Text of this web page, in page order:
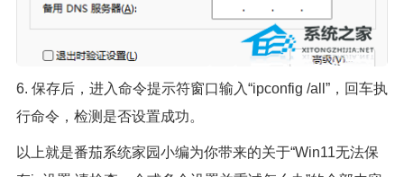
6. 保存后，进入命令提示符窗口输入“ipconfig /all”，回车执
行命令，检测是否设置成功。
以上就是番茄系统家园小编为你带来的关于“Win11无法保